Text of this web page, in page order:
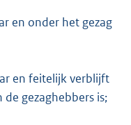
en onder het gezag
en feitelijk verblijft
gezaghebbers is;